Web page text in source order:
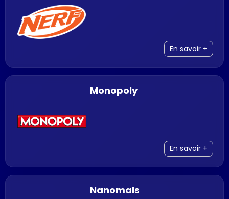
En savoir +
Monopoly
En savoir +
Nanomals